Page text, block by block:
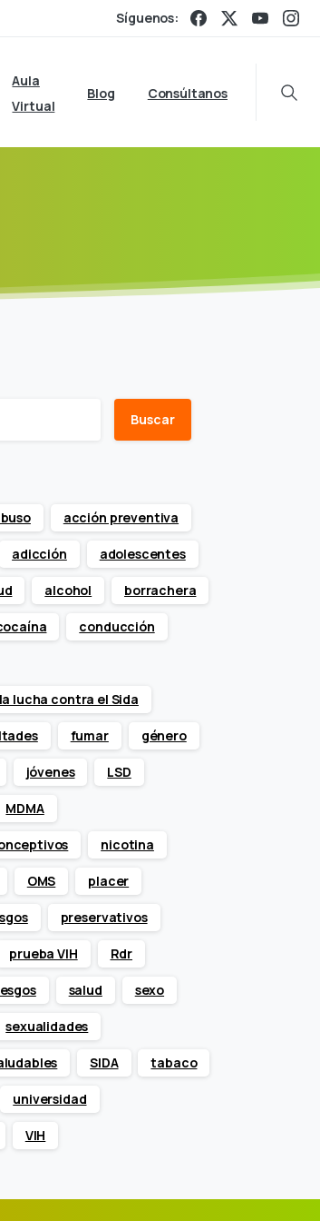
Síguenos:
Aula
Virtual
Blog Consúltanos
Buscar
acción preventiva
adicción adolescentes
alcohol borrachera
conducción
lucha contra el Sida
fumar género
jóvenes LSD
MDMA
nicotina
OMS placer
preservativos
prueba VIH Rdr
salud sexo
sexualidades
SIDA tabaco
universidad
VIH